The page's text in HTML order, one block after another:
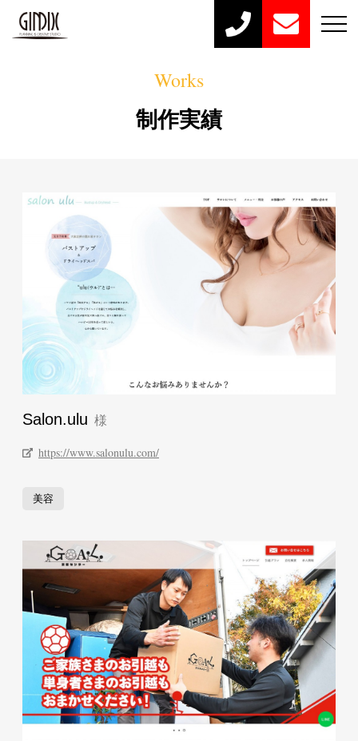
Works
制作実績
Salon.ulu
https://www.salonulu.com/
美容